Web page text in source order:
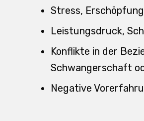
Stress,
Leistungsdruck,
Konflikte in der
Schwangerschaft
Negative